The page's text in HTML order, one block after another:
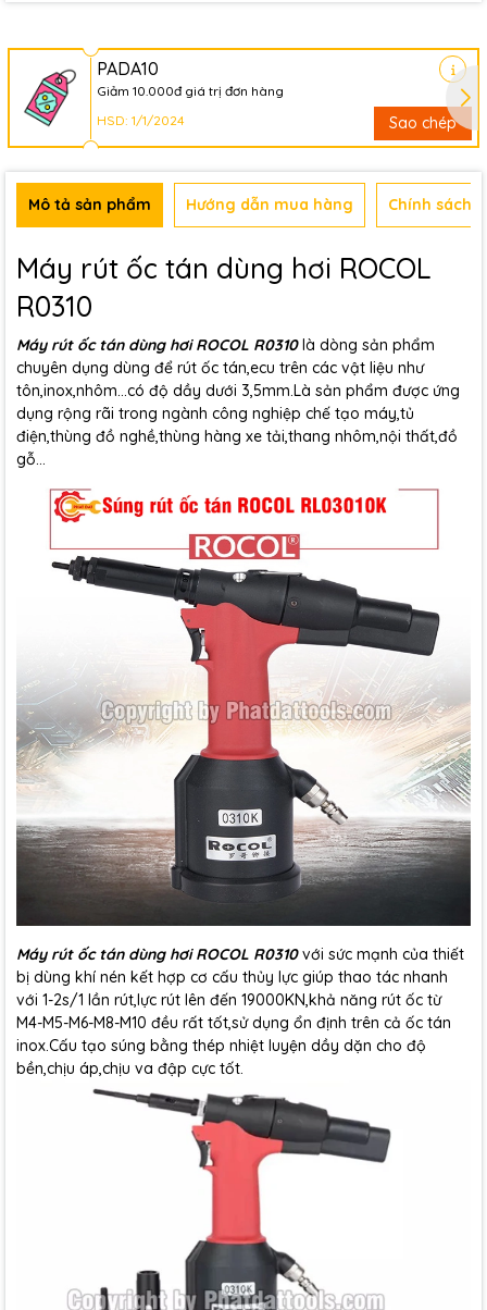
PADA10
Giảm 10.000đ giá trị đơn hàng
HSD: 1/1/2024
Sao chép
Mô tả sản phẩm Hướng dẫn mua hàng Chính sách
Máy rút ốc tán dùng hơi ROCOL
R0310
Máy rút ốc tán dùng hơi ROCOL R0310là dòng sản phẩm
chuyên dụng dùng để rút ốc tán,ecu trên các vật liệu như
tôn,inox,nhôm...có độ dầy dưới 3,5mm.Là sản phẩm được ứng
dụng rộng rãi trong ngành công nghiệp chế tạo máy,tủ
điện,thùng đồ nghề,thùng hàng xe tải,thang nhôm,nội thất,đồ
gỗ...
Máy rút ốc tán dùng hơi ROCOL R0310với sức mạnh của thiết
bị dùng khí nén kết hợp cơ cấu thủy lực giúp thao tác nhanh
với 1-2s/1 lần rút,lực rút lên đến 19000KN,khả năng rút ốc từ
M4-M5-M6-M8-M10 đều rất tốt,sử dụng ổn định trên cả ốc tán
inox.Cấu tạo súng bằng thép nhiệt luyện dầy dặn cho độ
bền,chịu áp,chịu va đập cực tốt.